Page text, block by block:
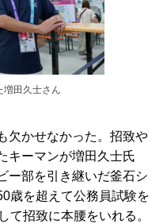
増田久士さん
欠かせなかった。招致や
キーマンが増田久士氏
ー部を引き継いだ釜石シ
歳を超えて公務員試験を
て招致に本腰をいれる。